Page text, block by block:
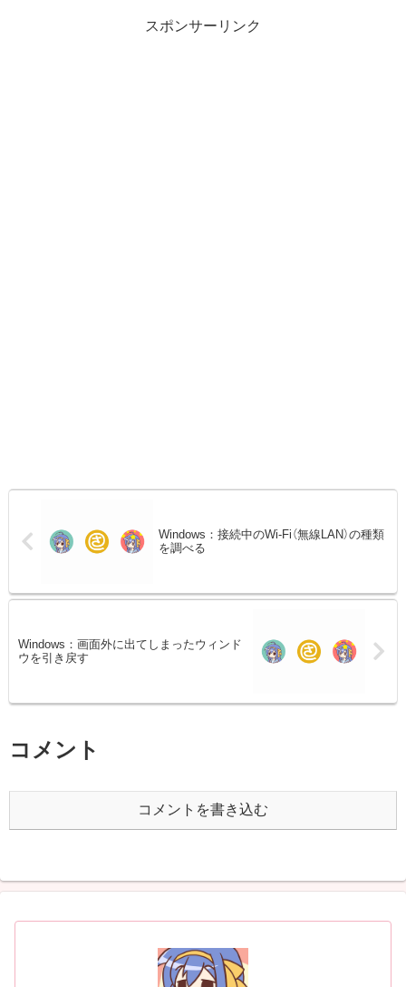
スポンサーリンク
Windows：接続中のWi-Fi（無線LAN）の種類
を調べる
Windows：画面外に出てしまったウィンド
ウを引き戻す
コメント
コメントを書き込む